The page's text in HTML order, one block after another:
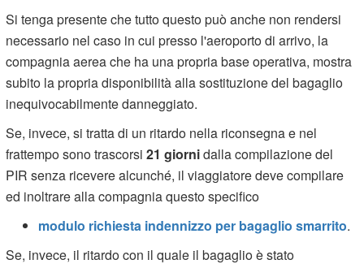
Si tenga presente che tutto questo può anche non rendersi
necessario nel caso in cui presso l'aeroporto di arrivo, la
compagnia aerea che ha una propria base operativa, mostra
subito la propria disponibilità alla sostituzione del bagaglio
inequivocabilmente danneggiato.
Se, invece, si tratta di un ritardo nella riconsegna e nel
frattempo sono trascorsi21 giornidalla compilazione del
PIR senza ricevere alcunché, il viaggiatore deve compilare
ed inoltrare alla compagnia questo specifico
modulo richiesta indennizzo per bagaglio smarrito.
Se, invece, il ritardo con il quale il bagaglio è stato